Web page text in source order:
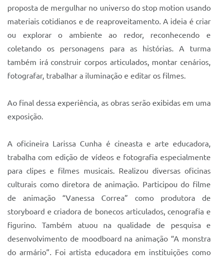
proposta de mergulhar no universo do stop motion usando
materiais cotidianos e de reaproveitamento. A ideia é criar
ou explorar o ambiente ao redor, reconhecendo e
coletando os personagens para as histórias. A turma
também irá construir corpos articulados, montar cenários,
fotografar, trabalhar a iluminação e editar os filmes.
Ao final dessa experiência, as obras serão exibidas em uma
exposição.
A oficineira Larissa Cunha é cineasta e arte educadora,
trabalha com edição de vídeos e fotografia especialmente
para clipes e filmes musicais. Realizou diversas oficinas
culturais como diretora de animação. Participou do filme
de animação “Vanessa Correa” como produtora de
storyboard e criadora de bonecos articulados, cenografia e
figurino. Também atuou na qualidade de pesquisa e
desenvolvimento de moodboard na animação “A monstra
do armário”. Foi artista educadora em instituições como